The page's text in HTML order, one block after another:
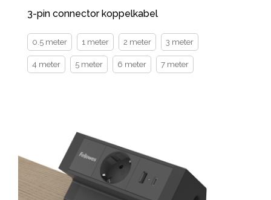
3-pin connector koppelkabel
0.5 meter 1 meter 2 meter 3 meter
4 meter 5 meter 6 meter 7 meter